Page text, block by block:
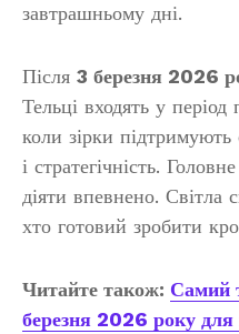
завтрашньому дні.
Після 3 березня 2026
Тельці входять у
коли зірки підтримують
і стратегічність.
діяти впевнено. Світла
хто готовий зробити
Читайте також: Самий
березня 2026 року для